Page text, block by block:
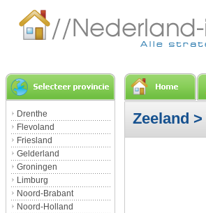
Drenthe
Flevoland
Friesland
Gelderland
Groningen
Limburg
Noord-Brabant
Noord-Holland
Zeeland >